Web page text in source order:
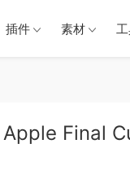
插件 素材
Final